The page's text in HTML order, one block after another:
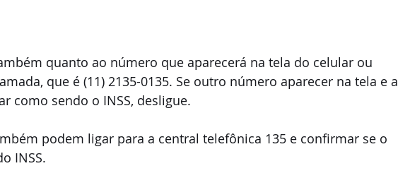
quanto ao número que aparecerá na tela do celular ou
que é (11) 2135-0135. Se outro número aparecer na tela e a
como sendo o INSS, desligue.
podem ligar para a central telefônica 135 e confirmar se o
INSS.